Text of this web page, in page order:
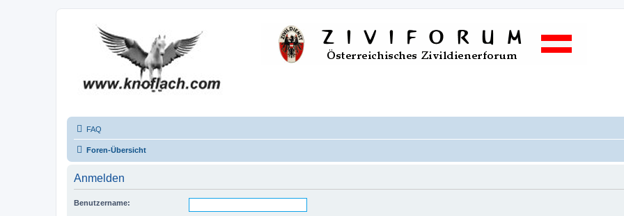
FAQ
Foren-Übersicht
Anmelden
Benutzername: